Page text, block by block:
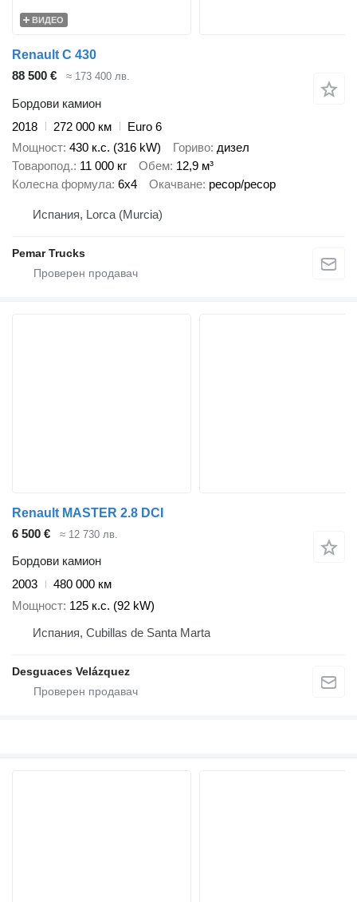
ВИДЕО
Renault C 430
88 500 €
≈ 173 400 лв.
Бордови камион
2018
272 000 км
Euro 6
Мощност 430 к.с. (316 kW) Гориво дизел
Товаропод. 11 000 кг Обем 12,9 м³
Колесна формула 6x4 Окачване ресор/ресор
Испания, Lorca (Murcia)
Pemar Trucks
Renault MASTER 2.8 DCI
6 500 €
≈ 12 730 лв.
Бордови камион
2003
480 000 км
Мощност 125 к.с. (92 kW)
Испания, Cubillas de Santa Marta
Desguaces Velázquez